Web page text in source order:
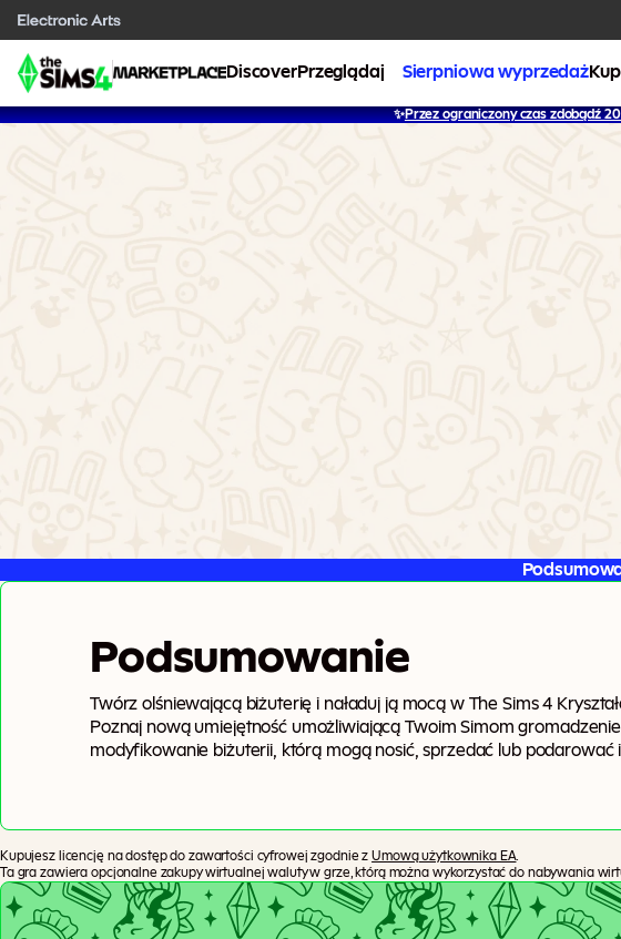
DiscoverPrzeglądaj Sierpniowa wyprzedaż
✨Przez ograniczony czas zdobądź
Podsumowanie
Twórz olśniewającą biżuterię i naładuj ją mocą w The Sims 4
Poznaj nową umiejętność umożliwiającą Twoim Simom
modyfikowanie biżuterii, którą mogą nosić, sprzedać lub
Kupujesz licencję na dostęp do zawartości cyfrowej zgodnie zUmową użytkownika EA.
Ta gra zawiera opcjonalne zakupy wirtualnej waluty w grze, którą można wykorzystać do nabywania